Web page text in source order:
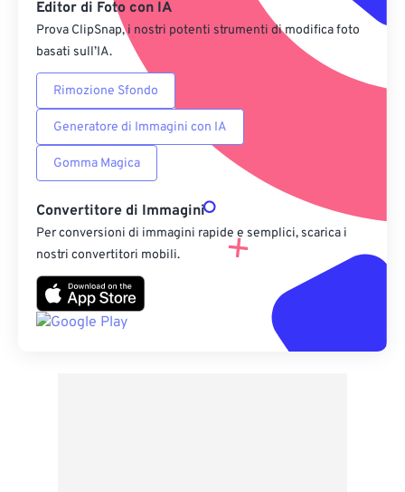
Editor di Foto con IA
Prova ClipSnap, i nostri potenti strumenti di modifica foto
basati sull’IA.
Rimozione Sfondo
Generatore di Immagini con IA
Gomma Magica
Convertitore di Immagini
Per conversioni di immagini rapide e semplici, scarica i
nostri convertitori mobili.